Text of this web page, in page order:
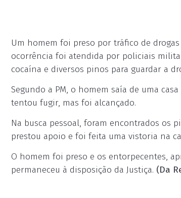
placeholder
Um homem foi preso por tráfico de
ocorrência foi atendida por policiais
cocaína e diversos pinos para guardar a
Segundo a PM, o homem saía de uma
tentou fugir, mas foi alcançado.
Na busca pessoal, foram encontrados os
prestou apoio e foi feita uma vistoria na
O homem foi preso e os entorpecentes,
permaneceu à disposição da Justiça. (Da